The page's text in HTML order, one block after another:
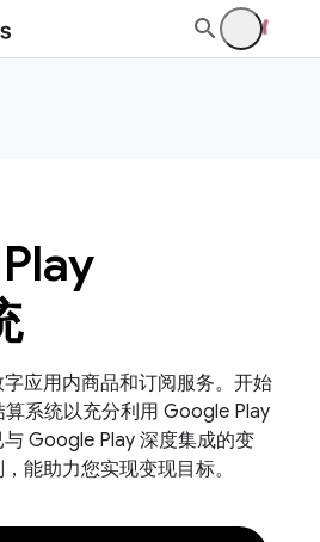
应用内商品和订阅服务。开始
系统以充分利用 Google Play
Google Play 深度集成的变
能助力您实现变现目标。